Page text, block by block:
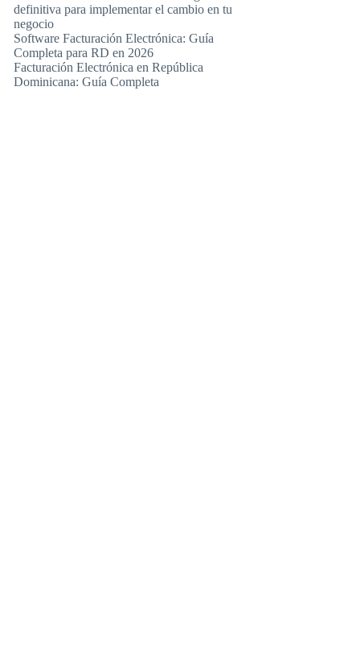
definitiva para implementar el cambio en tu
negocio
Software Facturación Electrónica: Guía
Completa para RD en 2026
Facturación Electrónica en República
Dominicana: Guía Completa